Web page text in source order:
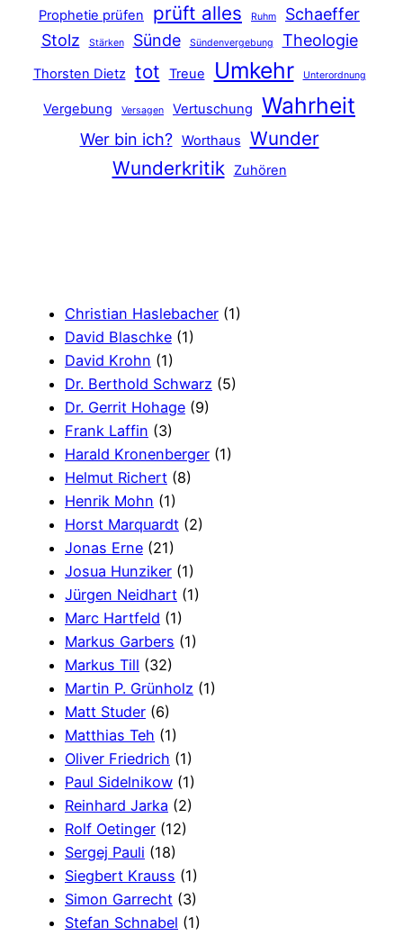
Prophetie prüfen prüft alles Ruhm
Schaeffer
Stolz
Stärken Sünde Sündenvergebung Theologie
Thorsten Dietz tot Treue Umkehr Unterordnung
Vergebung Versagen Vertuschung Wahrheit
Wer bin ich? Worthaus
Wunder
Wunderkritik
Zuhören
Christian Haslebacher (1)
David Blaschke (1)
David Krohn (1)
Dr. Berthold Schwarz (5)
Dr. Gerrit Hohage (9)
Frank Laffin (3)
Harald Kronenberger (1)
Helmut Richert (8)
Henrik Mohn (1)
Horst Marquardt (2)
Jonas Erne (21)
Josua Hunziker (1)
Jürgen Neidhart (1)
Marc Hartfeld (1)
Markus Garbers (1)
Markus Till (32)
Martin P. Grünholz (1)
Matt Studer (6)
Matthias Teh (1)
Oliver Friedrich (1)
Paul Sidelnikow (1)
Reinhard Jarka (2)
Rolf Oetinger (12)
Sergej Pauli (18)
Siegbert Krauss (1)
Simon Garrecht (3)
Stefan Schnabel (1)